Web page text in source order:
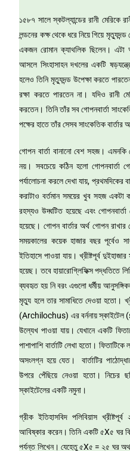
১৫৮৭ সালে স্কটল্যান্ডের রানী মেরিকে
লন্ডনের কক্ষ থেকে ধরে নিয়ে গিয়ে মৃত্যুদন্ড
একজন রোমান ক্যাথলিক ছিলেন। এটা
আসলে সিংহাসাহন দখলের একটি
হলেও তিনি মৃত্যুদন্ড উপেক্ষা করতে
রক্ষা করতে পারতেন না। যদিও রানী
করতেন। তিনি তাঁর সব গোপনবার্তা
পক্ষের হাতে তাঁর সেসব সাংকেতিক বার্তার
গোপন বার্তা বানানো বেশ সহজ। এমনকি
নয়। সবচেয়ে কঠিন হলো গোপনবার্তা
পর্যালোচনা করলে দেখা যায়, প্রথমদিকের
করাটাও বর্তমান সময়ের খুব সহজ একটা
রহস্যও উদ্ঘটিত হয়েছে এবং
হয়েছে। গোপন বার্তার অর্থ গোপন রাখার
সময়কালের কয়েক হাজার বছর পূর্বেও
ইতিহাসে পাওয়া যায়। খ্রীষ্টপূর্ব
হয়েছ। তবে হায়ারোগ্লিফিক্স পদ্ধতিতে
ব্যবহৃত হয় নি বরং এগুলো ধর্মীয়
মৃত্যু হলে তার সামাধিতে দেওয়া হতো।
(Archilochus) এর বর্ননায় স্কাইটেল
উল্যেখ পাওয়া যায়। যেখানে একটি
পাশাপাশি বার্তাটি লেখা হতো।
অসংলগ্ন হয়ে যেত। বার্তাটির
উপরে পেঁছিয়ে নেওয়া হতো। নিচের
স্কাইটেলের একটি নমুনা।
গ্রীক ইতিহাসবিদ পলিবিয়াস
আবিষ্কার করেন। তিনি একটি ৫X৫ ঘর
পর্যন্ত লিখেন। যেহেতু ৫X৫ = ২৫ ঘর